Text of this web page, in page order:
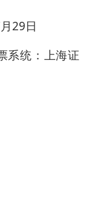
29日
系统：上海证